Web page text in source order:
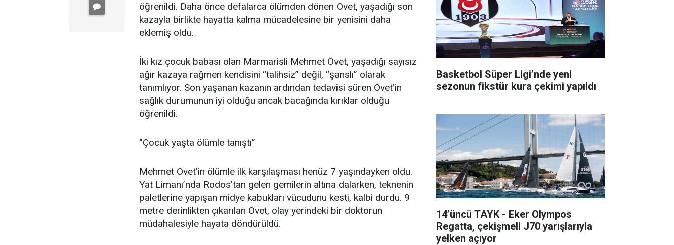
öğrenildi. Daha önce defalarca ölümden dönen Övet, yaşadığı son
kazayla birlikte hayatta kalma mücadelesine bir yenisini daha
eklemiş oldu.
İki kız çocuk babası olan Marmarisli Mehmet Övet, yaşadığı sayısız
ağır kazaya rağmen kendisini “talihsiz” değil, “şanslı” olarak
tanımlıyor. Son yaşanan kazanın ardından tedavisi süren Övet’in
sağlık durumunun iyi olduğu ancak bacağında kırıklar olduğu
öğrenildi.
‘’Çocuk yaşta ölümle tanıştı’’
Mehmet Övet’in ölümle ilk karşılaşması henüz 7 yaşındayken oldu.
Yat Limanı’nda Rodos’tan gelen gemilerin altına dalarken, teknenin
paletlerine yapışan midye kabukları vücudunu kesti, kalbi durdu. 9
metre derinlikten çıkarılan Övet, olay yerindeki bir doktorun
müdahalesiyle hayata döndürüldü.
Basketbol Süper Ligi’nde yeni
sezonun fikstür kura çekimi yapıldı
14’üncü TAYK - Eker Olympos
Regatta, çekişmeli J70 yarışlarıyla
yelken açıyor